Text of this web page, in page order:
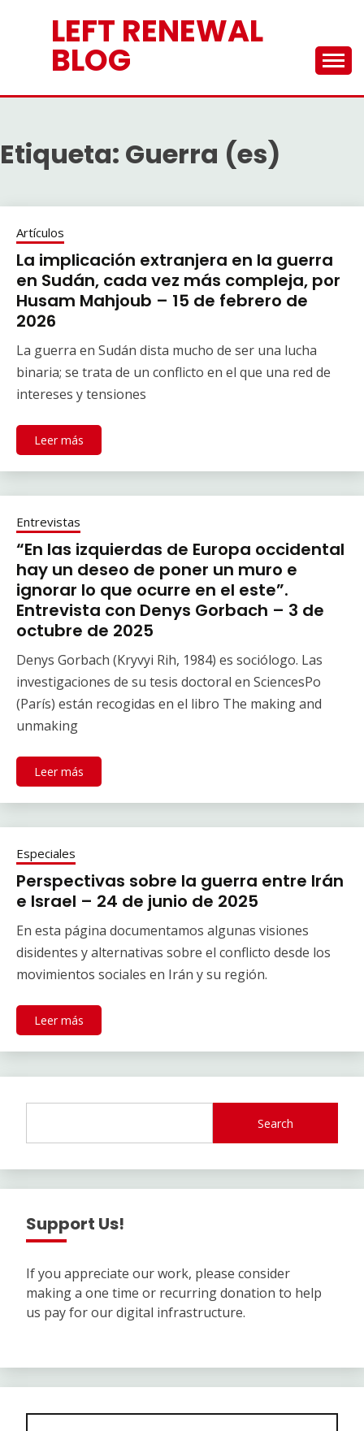
contenidoLEFT RENEWAL
BLOG
Etiqueta: Guerra (es)
Artículos
La implicación extranjera en la guerra
en Sudán, cada vez más compleja, por
Husam Mahjoub – 15 de febrero de
2026
La guerra en Sudán dista mucho de ser una lucha
binaria; se trata de un conflicto en el que una red de
intereses y tensiones
Leer más
Entrevistas
“En las izquierdas de Europa occidental
hay un deseo de poner un muro e
ignorar lo que ocurre en el este”.
Entrevista con Denys Gorbach – 3 de
octubre de 2025
Denys Gorbach (Kryvyi Rih, 1984) es sociólogo. Las
investigaciones de su tesis doctoral en SciencesPo
(París) están recogidas en el libro The making and
unmaking
Leer más
Especiales
Perspectivas sobre la guerra entre Irán
e Israel – 24 de junio de 2025
En esta página documentamos algunas visiones
disidentes y alternativas sobre el conflicto desde los
movimientos sociales en Irán y su región.
Leer más
Search
Support Us!
If you appreciate our work, please consider
making a one time or recurring donation to help
us pay for our digital infrastructure.